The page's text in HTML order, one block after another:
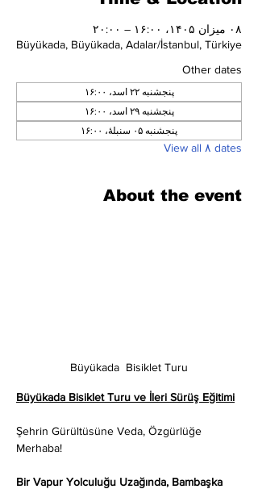
۰۸ میزان ۱۴۰۵، ۱۶:۰۰ – ۲۰:۰۰
Büyükada, Büyükada, Adalar/İstanbul, Türkiye
Other dates
پنجشنبه ۲۲ اسد، ۱۶:۰۰
پنجشنبه ۲۹ اسد، ۱۶:۰۰
پنجشنبه ۰۵ سنبلهٔ، ۱۶:۰۰
View all ۸ dates
About the event
Büyükada  Bisiklet Turu
Büyükada Bisiklet Turu ve İleri Sürüş Eğitimi
Şehrin Gürültüsüne Veda, Özgürlüğe
Merhaba!
Bir Vapur Yolculuğu Uzağında, Bambaşka